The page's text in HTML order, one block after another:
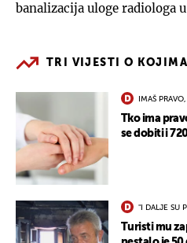
banalizacija uloge radiologa
TRI VIJESTI O
IMAŠ
Tko ima
se dobiti i
"I DALJE SU
Turisti mu